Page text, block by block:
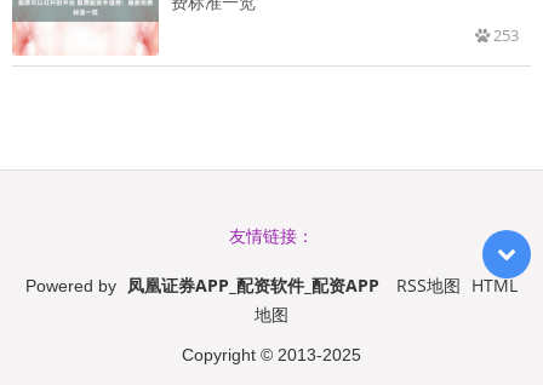
253
友情链接：
Powered by 凤凰证券APP_配资软件_配资APP RSS地图 HTML
地图
Copyright © 2013-2025